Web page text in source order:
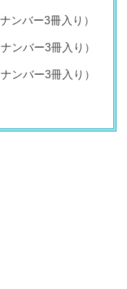
ンバー3冊入り）
ナンバー3冊入り）
ナンバー3冊入り）